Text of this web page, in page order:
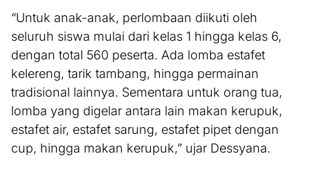
“Untuk anak-anak, perlombaan diikuti oleh
seluruh siswa mulai dari kelas 1 hingga kelas 6,
dengan total 560 peserta. Ada lomba estafet
kelereng, tarik tambang, hingga permainan
tradisional lainnya. Sementara untuk orang tua,
lomba yang digelar antara lain makan kerupuk,
estafet air, estafet sarung, estafet pipet dengan
cup, hingga makan kerupuk,” ujar Dessyana.